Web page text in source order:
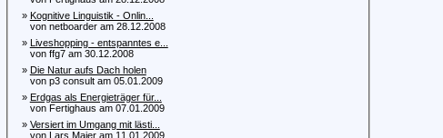
» Kognitive Linguistik - Onlin...
von netboarder am 28.12.2008
» Liveshopping - entspanntes e...
von ffg7 am 30.12.2008
» Die Natur aufs Dach holen
von p3 consult am 05.01.2009
» Erdgas als Energieträger für...
von Fertighaus am 07.01.2009
» Versiert im Umgang mit lästi...
von Lars Maier am 11.01.2009